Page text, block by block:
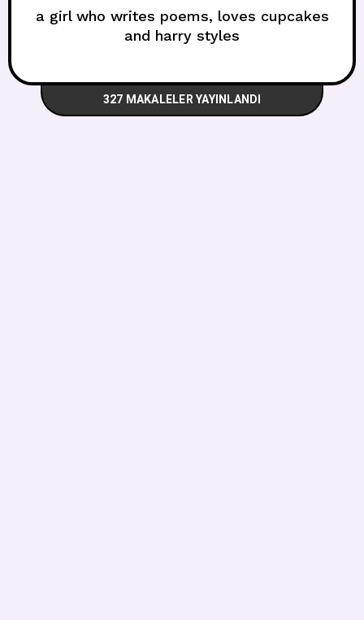
327 MAKALELER YAYINLANDI
a girl who writes poems, loves cupcakes
and harry styles